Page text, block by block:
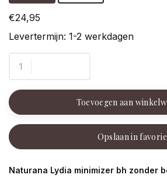
€24,95
Levertermijn: 1-2 werkdagen
Toevoegen aan
Opslaan in
Naturana Lydia minimizer bh zonder